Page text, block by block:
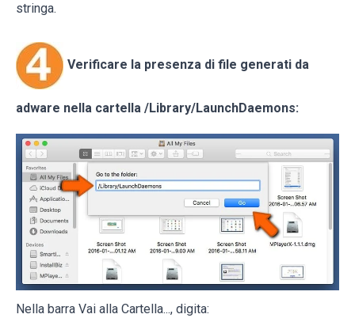
stringa.
Verificare la presenza di file generati da
adware nella cartella /Library/LaunchDaemons:
Nella barra Vai alla Cartella..., digita: